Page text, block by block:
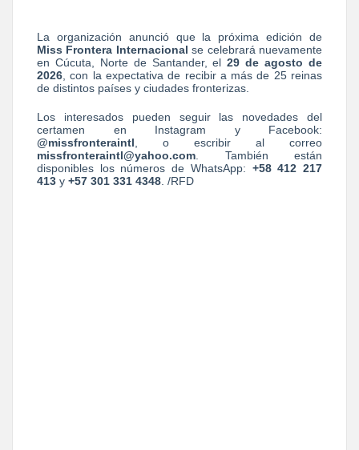
La organización anunció que la próxima edición de
Miss Frontera Internacional se celebrará nuevamente
en Cúcuta, Norte de Santander, el29 de agosto de
2026 , con la expectativa de recibir a más de 25 reinas
de distintos países y ciudades fronterizas.
Los interesados pueden seguir las novedades del
certamen en Instagram y Facebook:
@missfronteraintl , o escribir al correo
missfronteraintl@yahoo.com . También están
disponibles los números de WhatsApp: +58 412 217
413 y +57 301 331 4348 . /RFD